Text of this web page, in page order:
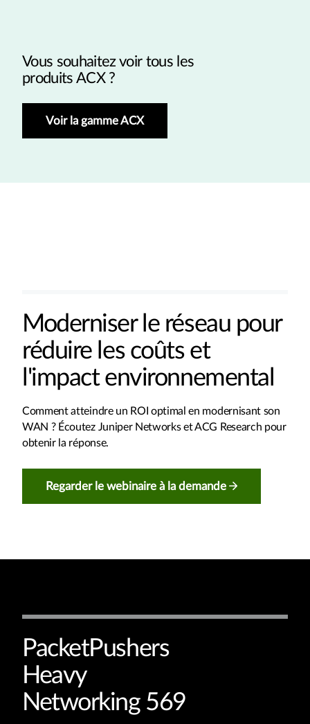
Vous souhaitez voir tous les
produits ACX ?
Voir la gamme ACX
Moderniser le réseau pour
réduire les coûts et
l'impact environnemental
Comment atteindre un ROI optimal en modernisant son
WAN ? Écoutez Juniper Networks et ACG Research pour
obtenir la réponse.
Regarder le webinaire à la demande
PacketPushers
Heavy
Networking 569